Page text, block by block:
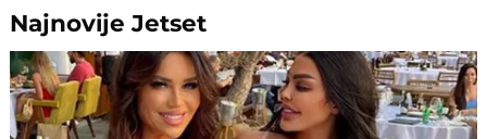
NajnovijeJetset